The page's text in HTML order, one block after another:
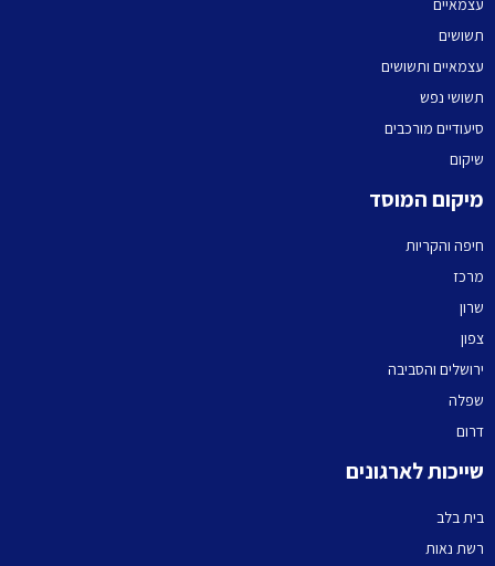
עצמאיים
תשושים
עצמאיים ותשושים
תשושי נפש
סיעודיים מורכבים
שיקום
מיקום המוסד
חיפה והקריות
מרכז
שרון
צפון
ירושלים והסביבה
שפלה
דרום
שייכות לארגונים
בית בלב
רשת נאות